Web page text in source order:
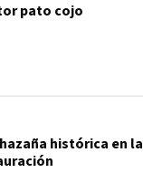
pato cojo
histórica en la